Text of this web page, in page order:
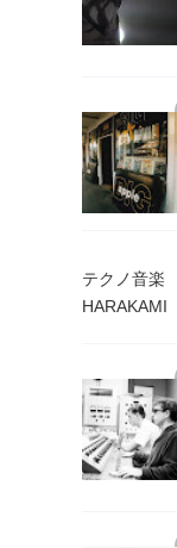
テクノ音
HARAKAMI